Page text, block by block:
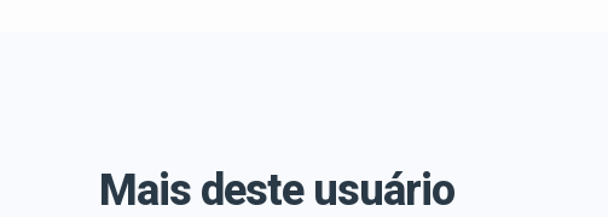
Mais deste usuário